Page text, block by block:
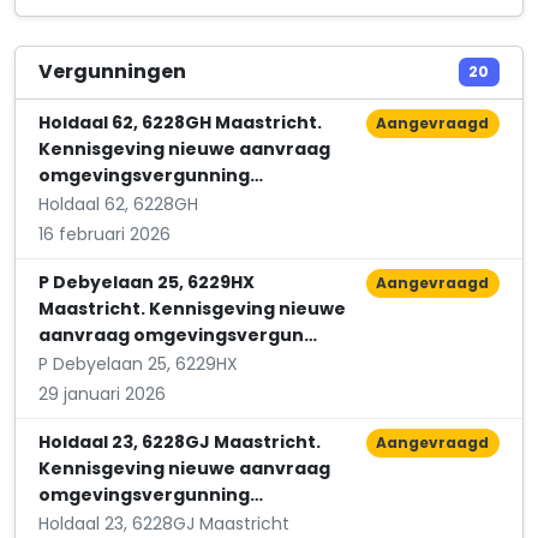
Demertstraat 1 A 02
Hotelexploitatiemaatschappij Forum Maastricht B.V.
Forum 110
Vergunningen 20
Holdaal 62, 6228GH Maastricht.
Kennisgeving nieuwe aanvraag
omgevingsvergunning…
Holdaal 62, 6228GH
Aangevraagd
16 februari 2026
P Debyelaan 25, 6229HX
Maastricht. Kennisgeving nieuwe
aanvraag omgevingsvergun…
P Debyelaan 25, 6229HX
Aangevraagd
29 januari 2026
Holdaal 23, 6228GJ Maastricht.
Kennisgeving nieuwe aanvraag
omgevingsvergunning…
Holdaal 23, 6228GJ Maastricht
Aangevraagd